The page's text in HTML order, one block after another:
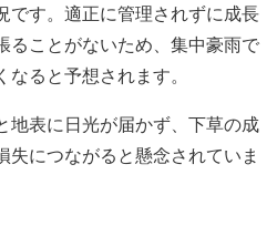
です。適正に管理されずに成長
ることがないため、集中豪雨で
ると予想されます。
地表に日光が届かず、下草の成
失につながると懸念されていま